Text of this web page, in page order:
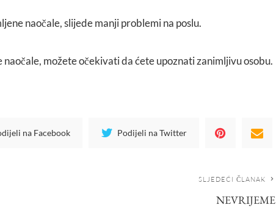
naočale, slijede manji problemi na poslu.
naočale, možete očekivati da ćete upoznati zanimljivu osobu.
na Facebook Podijeli na Twitter
SLJEDEĆI ČLANAK
NEVRIJEME